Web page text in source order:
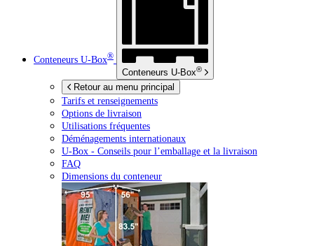
Conteneurs U-Box®
Conteneurs U-Box®
Retour au menu principal
Tarifs et renseignements
Options de livraison
Utilisations fréquentes
Déménagements internationaux
U-Box - Conseils pour l’emballage et la livraison
FAQ
Dimensions du conteneur